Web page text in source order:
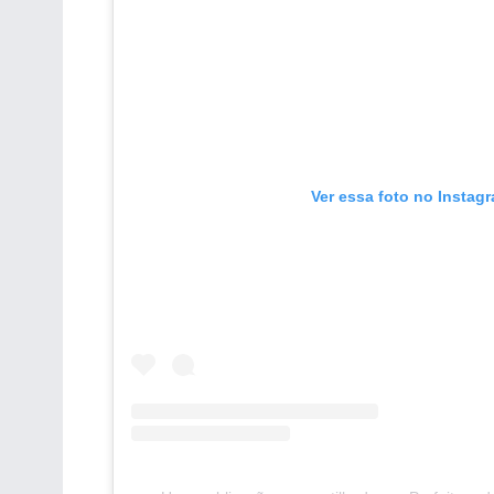
Ver essa foto no